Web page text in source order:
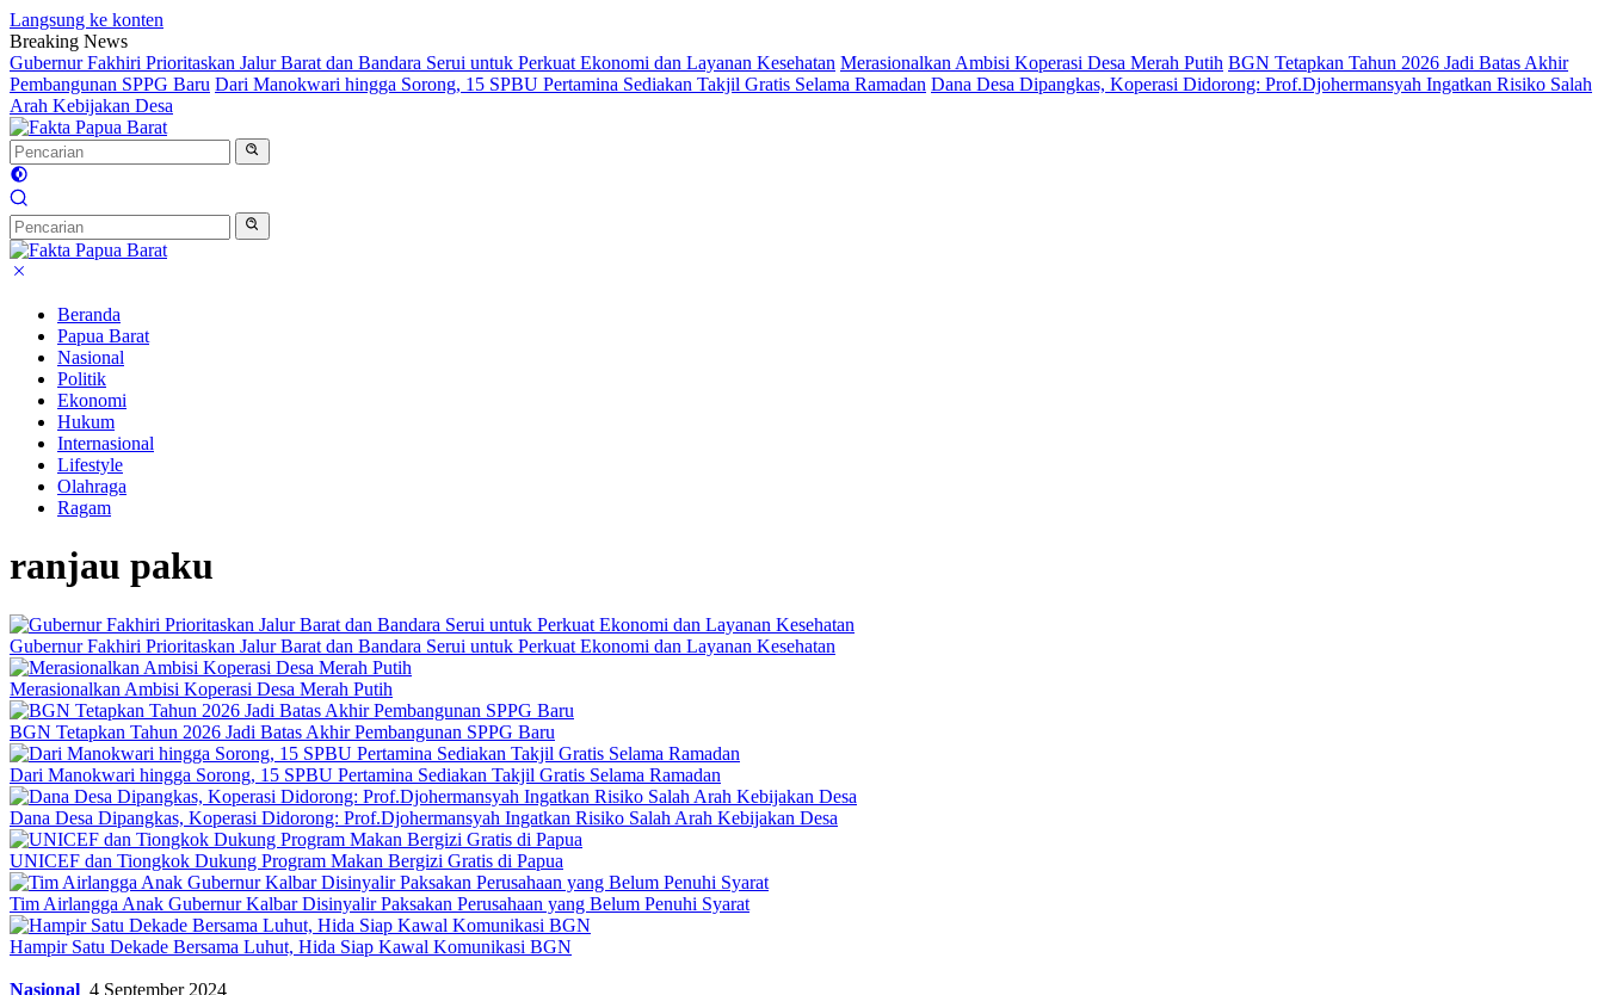
Langsung ke konten
Breaking News
Gubernur Fakhiri Prioritaskan Jalur Barat dan Bandara Serui untuk Perkuat Ekonomi dan Layanan Kesehatan Merasionalkan Ambisi Koperasi Desa Merah Putih BGN Tetapkan Tahun 2026 Jadi Batas Akhir
Pembangunan SPPG Baru Dari Manokwari hingga Sorong, 15 SPBU Pertamina Sediakan Takjil Gratis Selama Ramadan Dana Desa Dipangkas, Koperasi Didorong: Prof.Djohermansyah Ingatkan Risiko Salah
Arah Kebijakan Desa
Beranda
Papua Barat
Nasional
Politik
Ekonomi
Hukum
Internasional
Lifestyle
Olahraga
Ragam
ranjau paku
Gubernur Fakhiri Prioritaskan Jalur Barat dan Bandara Serui untuk Perkuat Ekonomi dan Layanan Kesehatan
Merasionalkan Ambisi Koperasi Desa Merah Putih
BGN Tetapkan Tahun 2026 Jadi Batas Akhir Pembangunan SPPG Baru
Dari Manokwari hingga Sorong, 15 SPBU Pertamina Sediakan Takjil Gratis Selama Ramadan
Dana Desa Dipangkas, Koperasi Didorong: Prof.Djohermansyah Ingatkan Risiko Salah Arah Kebijakan Desa
UNICEF dan Tiongkok Dukung Program Makan Bergizi Gratis di Papua
Tim Airlangga Anak Gubernur Kalbar Disinyalir Paksakan Perusahaan yang Belum Penuhi Syarat
Hampir Satu Dekade Bersama Luhut, Hida Siap Kawal Komunikasi BGN
Nasional 4 September 2024